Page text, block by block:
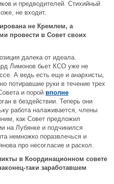
и предводителей. Стихийный
не входит.
не Кремлем, а
провести в Совет своих
далека от идеала.
Лимонов бьет КСО уже не
А ведь есть еще и анархисты,
потиравшие руки в течение трех
и порой вполне
в бездействии. Теперь они
работа налаживается, члены
как Совет предложил
на Лубянке и подчинился
немножко поразвлечься и
про несогласие и раскол.
в Координационном совете
таки заработавшем